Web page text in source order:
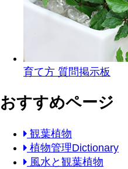
育て方 質問掲示板
おすすめページ
観葉植物
植物管理Dictionary
風水と観葉植物